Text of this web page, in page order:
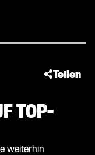
Teilen
TOP-
weiterhin